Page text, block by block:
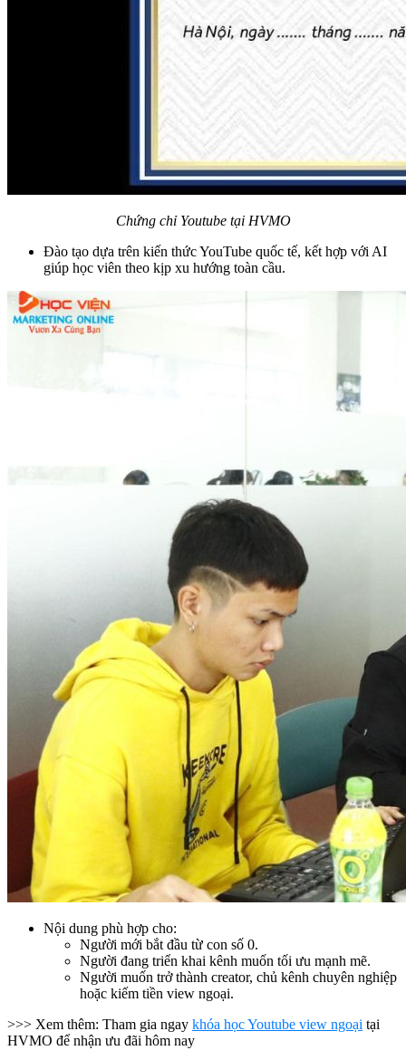
Chứng chỉ Youtube tại HVMO
Đào tạo dựa trên kiến thức YouTube quốc tế, kết hợp với AI
giúp học viên theo kịp xu hướng toàn cầu.
Nội dung phù hợp cho:
Người mới bắt đầu từ con số 0.
Người đang triển khai kênh muốn tối ưu mạnh mẽ.
Người muốn trở thành creator, chủ kênh chuyên nghiệp
hoặc kiếm tiền view ngoại.
>>> Xem thêm: Tham gia ngay khóa học Youtube view ngoại tại
HVMO để nhận ưu đãi hôm nay